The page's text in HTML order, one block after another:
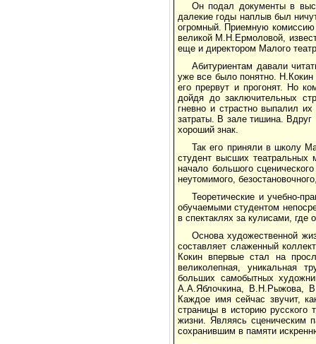
Он подал документы в
далекие годы наплыв был
огромный. Приемную
великой М.Н.Ермоловой,
еще и директором Малого
Абитуриентам давали
уже все было понятно.
его прервут и прогонят. Но
дойдя до заключительных
гневно и страстно выпалил
затраты. В зале тишина.
хороший знак.
Так его приняли в школу
студент высших театральных
начало большого
неутомимого,
Теоретические и учебно-
обучаемыми студентом
в спектаклях за кулисами,
Основа художественной
составляет слаженный
Кокин впервые стал на
великолепная, уникальная
больших самобытных
А.А.Яблочкина, В.Н.Рыжова,
Каждое имя сейчас звучит,
страницы в историю
жизни. Являясь сценическим
сохранившим в памяти